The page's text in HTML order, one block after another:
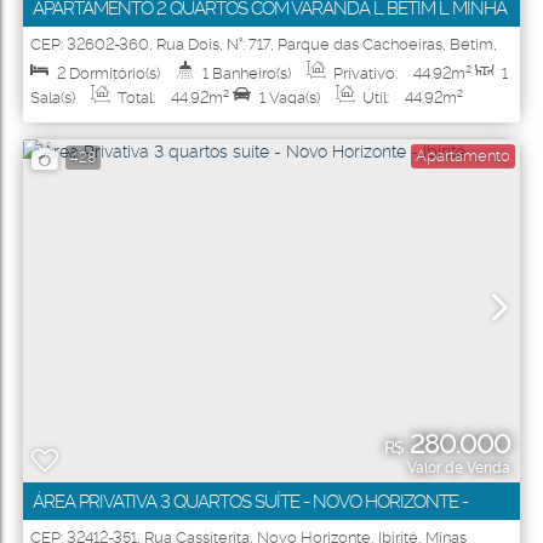
APARTAMENTO 2 QUARTOS COM VARANDA L BETIM L MINHA
CASA MINHA VIDA L CACHOEIRA DOS SINOS
CEP: 32602-360, Rua Dois, N°: 717, Parque das Cachoeiras, Betim,
Minas Gerais
Brasil
2 Dormitório(s) 1 Banheiro(s) Privativo: 44.92m²
1
Sala(s)
Total: 44.92m² 1 Vaga(s) Útil: 44.92m²
428 Apartamento
R$280.000
Valor de Venda
ÁREA PRIVATIVA 3 QUARTOS SUÍTE - NOVO HORIZONTE -
IBIRITÉ
CEP: 32412-351, Rua Cassiterita, Novo Horizonte, Ibirité, Minas